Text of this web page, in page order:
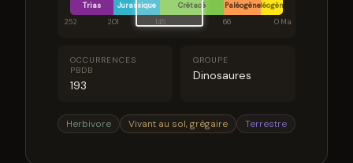
Trias Jurassique Crétacé PaléogèneNéogène
252
201 145 66 0 Ma
OCCURRENCES
PBDB
193
GROUPE
Dinosaures
Herbivore Vivant au sol, grégaire Terrestre